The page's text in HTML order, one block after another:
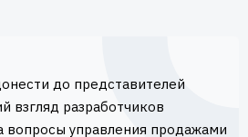
до представителей
взгляд разработчиков
вопросы управления продажами